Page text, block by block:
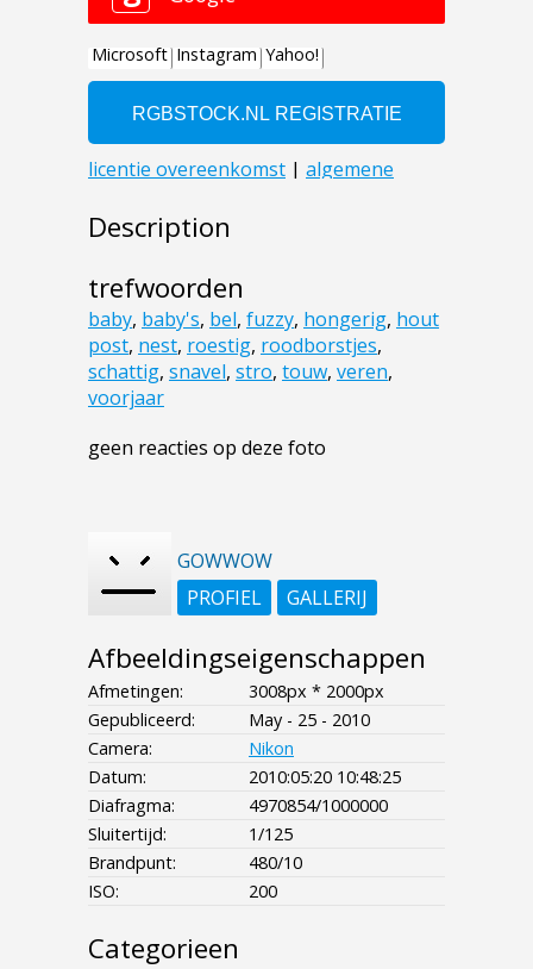
Description
trefwoorden
baby, baby's, bel, fuzzy, hongerig, hout
post, nest, roestig, roodborstjes,
schattig, snavel, stro, touw, veren,
voorjaar
geen reacties op deze foto
GOWWOW
PROFIEL
GALLERIJ
Afbeeldingseigenschappen
Afmetingen:
3008px * 2000px
Gepubliceerd:
May - 25 - 2010
Camera:
Nikon
Datum:
2010:05:20 10:48:25
Diafragma:
4970854/1000000
Sluitertijd:
1/125
Brandpunt:
480/10
ISO:
200
Categorieen